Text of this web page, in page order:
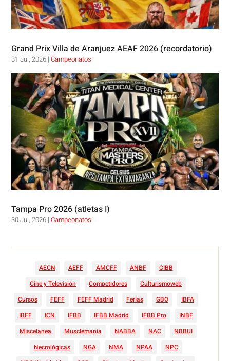
Grand Prix Villa de Aranjuez AEAF 2026 (recordatorio)
31 Jul, 2026 |Campeonatos
Tampa Pro 2026 (atletas I)
30 Jul, 2026 |Campeonatos
AECN AEFF AMCFF ANBF
CIBB
Cine y Televisión
Competidores
Culturismoweb
Cursos
FEFF FEFF Madrid Ferias GBO
IBFA
IBFF
ICN IFBB IFBB Madrid IFBB Pro
INBF
Miscelanea
Musclemania NABBA NAC
NBBUI
Necrológicas
NGA NMA NPAA
NPC